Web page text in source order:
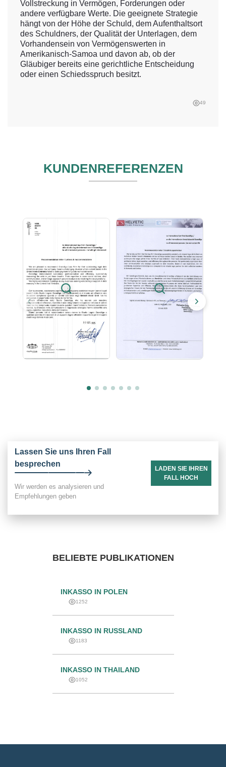
BELIEBTE PUBLIKATIONEN
INKASSO IN POLEN
1252
INKASSO IN RUSSLAND
1183
INKASSO IN THAILAND
1052
Vollstreckung in Vermögen, Forderungen oder
andere verfügbare Werte. Die geeignete Strategie
hängt von der Höhe der Schuld, dem Aufenthaltsort
des Schuldners, der Qualität der Unterlagen, dem
Vorhandensein von Vermögenswerten in
Amerikanisch-Samoa und davon ab, ob der
Gläubiger bereits eine gerichtliche Entscheidung
oder einen Schiedsspruch besitzt.
49
KUNDENREFERENZEN
Lassen Sie uns Ihren Fall
besprechen
Wir werden es analysieren und
Empfehlungen geben
LADEN SIE IHREN
FALL HOCH